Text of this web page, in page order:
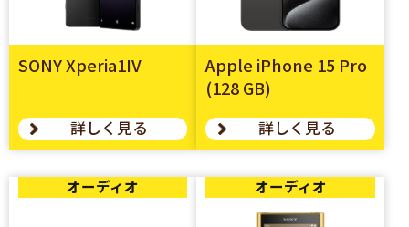
SONY Xperia1IV
詳しく見る
Apple iPhone 15 Pro
(128 GB)
詳しく見る
オーディオ オーディオ